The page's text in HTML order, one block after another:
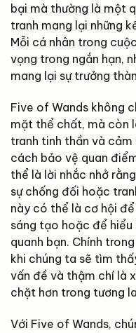
bại mà thường là một
tranh mang lại những
Mỗi cá nhân trong
vọng trong ngắn hạn,
mang lại sự trưởng
Five of Wands không
mặt thể chất, mà còn
tranh tinh thần và
cách bảo vệ quan
thể là lời nhắc nhở
sự chống đối hoặc
này có thể là cơ hội
sáng tạo hoặc để hiểu
quanh bạn. Chính
khi chúng ta sẽ tìm
vấn đề và thậm chí là
chặt hơn trong tương
Với Five of Wands,